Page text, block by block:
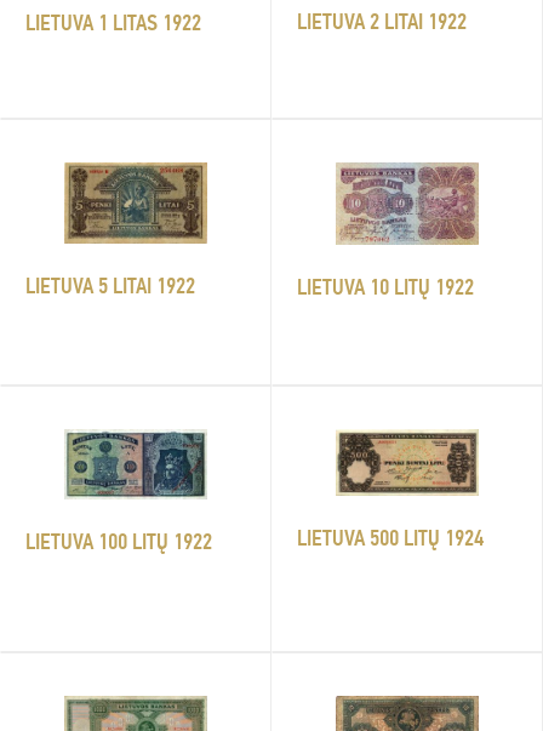
LIETUVA 1 LITAS 1922 LIETUVA 2 LITAI 1922
LIETUVA 5 LITAI 1922 LIETUVA 10 LITŲ 1922
LIETUVA 100 LITŲ 1922 LIETUVA 500 LITŲ 1924